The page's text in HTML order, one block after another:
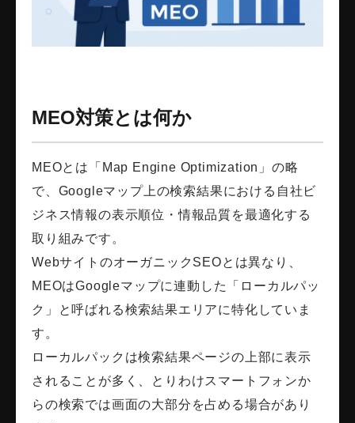
MEO対策とは何か
MEOとは「Map Engine Optimization」の略
で、Googleマップ上の検索結果における自社ビ
ジネス情報の表示順位・情報品質を最適化する
取り組みです。
WebサイトのオーガニックSEOとは異なり、
MEOはGoogleマップに連動した「ローカルパッ
ク」と呼ばれる検索結果エリアに特化していま
す。
ローカルパックは検索結果ページの上部に表示
されることが多く、とりわけスマートフォンか
らの検索では画面の大部分を占める場合があり